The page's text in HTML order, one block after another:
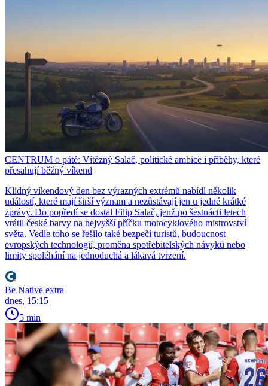
CENTRUM o páté: Vítězný Salač, politické ambice i příběhy, které
přesahují běžný víkend
Klidný víkendový den bez výrazných extrémů nabídl několik
událostí, které mají širší význam a nezůstávají jen u jedné krátké
zprávy. Do popředí se dostal Filip Salač, jenž po šestnácti letech
vrátil české barvy na nejvyšší příčku motocyklového mistrovství
světa. Vedle toho se řešilo také bezpečí turistů, budoucnost
evropských technologií, proměna spotřebitelských návyků nebo
limity spoléhání na jednoduchá a lákavá tvrzení.
Be Native extra
dnes, 15:15
5 min